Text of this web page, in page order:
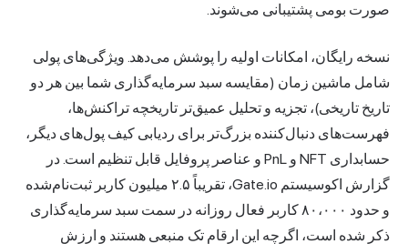
صورت بومی پشتیبانی می‌شوند.
نسخه رایگان، امکانات اولیه را پوشش می‌دهد. ویژگی‌های پولی
شامل ماشین زمان (مقایسه سبد سرمایه‌گذاری شما بین هر دو
تاریخ تاریخی)، تجزیه و تحلیل عمیق‌تر تاریخچه تراکنش‌ها،
فهرست‌های دنبال‌کننده بزرگ‌تر برای ردیابی کیف پول‌های دیگر،
حسابداری NFT و PnL و عناصر پروفایل قابل تنظیم است. در
گزارش اکوسیستم Gate.io، تقریباً ۲.۵ میلیون کاربر ثبت‌نام‌شده
و حدود ۸۰،۰۰۰ کاربر فعال روزانه در سمت سبد سرمایه‌گذاری
ذکر شده است، اگرچه این ارقام تک منبعی هستند و ارزش